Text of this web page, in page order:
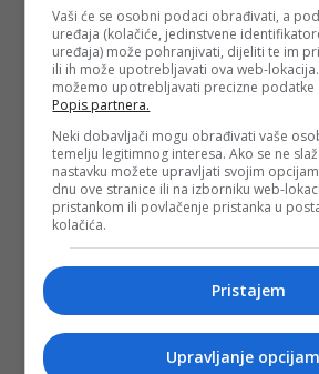
(DEPO PORTAL/ad)
PODIJELI NA
Depo.bapratite putem društvenih
Vaši će se osobni podaci obrađivati, a
uređaja (kolačiće, jedinstvene
uređaja) može pohranjivati, dijeliti te im
ili ih može upotrebljavati ova web-
možemo upotrebljavati precizne podatke
Popis partnera.
Neki dobavljači mogu obrađivati vaše
temelju legitimnog interesa. Ako se ne
nastavku možete upravljati svojim
dnu ove stranice ili na izborniku web-
pristankom ili povlačenje pristanka u
kolačića.
Pristajem
Upravljanje